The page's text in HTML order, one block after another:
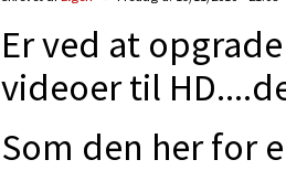
Er ved at
videoer til
Som den her for